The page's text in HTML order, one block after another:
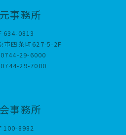
事務所
634-0813
市四条町627-5-2F
29-6000
0744-29-7000
事務所
100-8982